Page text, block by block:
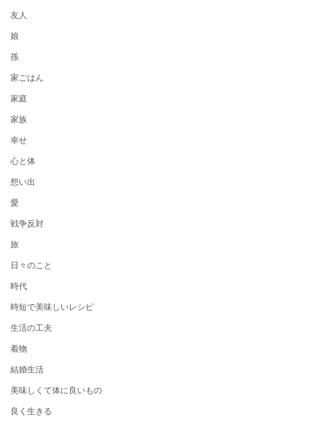
友人
娘
孫
家ごはん
家庭
家族
幸せ
心と体
想い出
愛
戦争反対
旅
日々のこと
時代
時短で美味しいレシピ
生活の工夫
着物
結婚生活
美味しくて体に良いもの
良く生きる